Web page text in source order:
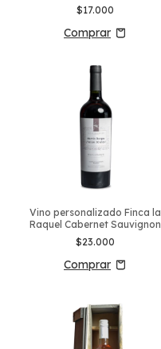
$17.000
Vino personalizado Finca la
Raquel Cabernet Sauvignon
$23.000